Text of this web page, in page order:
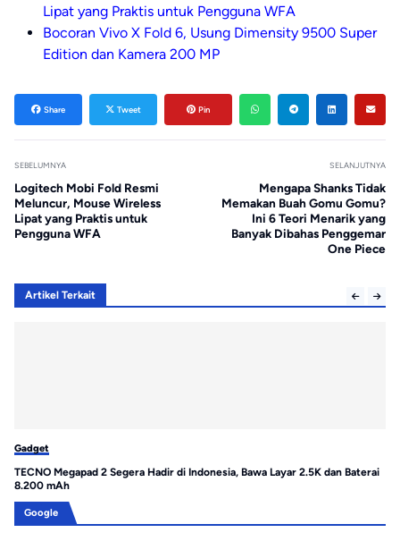
Lipat yang Praktis untuk Pengguna WFA
Bocoran Vivo X Fold 6, Usung Dimensity 9500 Super
Edition dan Kamera 200 MP
Share Tweet Pin
SEBELUMNYA
Logitech Mobi Fold Resmi
Meluncur, Mouse Wireless
Lipat yang Praktis untuk
Pengguna WFA
SELANJUTNYA
Mengapa Shanks Tidak
Memakan Buah Gomu Gomu?
Ini 6 Teori Menarik yang
Banyak Dibahas Penggemar
One Piece
Artikel Terkait
Gadget
TECNO Megapad 2 Segera Hadir di Indonesia, Bawa Layar 2.5K dan Baterai
8.200 mAh
Google